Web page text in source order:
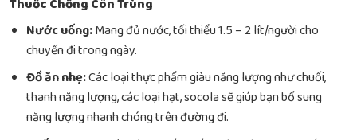
Thuốc Chống Côn Trùng
Nước uống:Mang đủ nước, tối thiểu 1.5 – 2 lít/người cho
chuyến đi trong ngày.
Đồ ăn nhẹ:Các loại thực phẩm giàu năng lượng như chuối,
thanh năng lượng, các loại hạt, socola sẽ giúp bạn bổ sung
năng lượng nhanh chóng trên đường đi.